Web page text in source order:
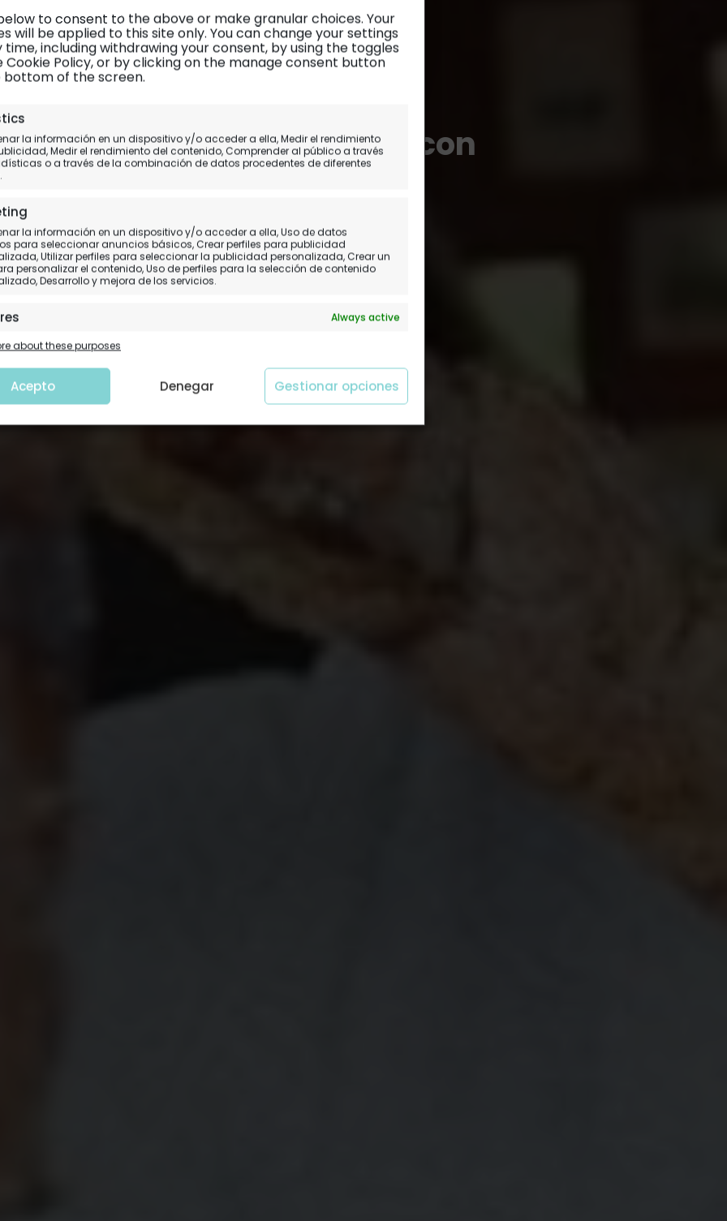
to consent to the above or make granular choices. Your
will be applied to this site only. You can change your settings
time, including withdrawing your consent, by using the toggles
Cookie Policy, or by clicking on the manage consent button
of the screen.
la información en un dispositivo y/o acceder a ella, Medir el rendimiento
Medir el rendimiento del contenido, Comprender al público a través
o a través de la combinación de datos procedentes de diferentes
la información en un dispositivo y/o acceder a ella, Uso de datos
para seleccionar anuncios básicos, Crear perfiles para publicidad
Utilizar perfiles para seleccionar la publicidad personalizada, Crear un
personalizar el contenido, Uso de perfiles para la selección de contenido
Desarrollo y mejora de los servicios.
Always active
Vincular diferentes dispositivos, Identificación de
la seguridad, evitar y detectar fraudes, y
fallos, Ofrecer y presentar publicidad y Always active
about these purposes
Acepto Denegar Gestionar opciones
Madeira: restaurantes con
y platos típicos
portuguesa que deberías probar